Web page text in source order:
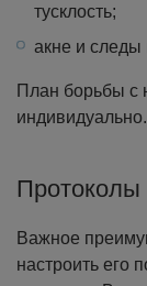
тусклость;
акне и следы
План борьбы с
индивидуально.
Протоколы
Важное
настроить его